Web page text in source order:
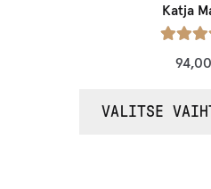
Katja
94,00
VALITSE